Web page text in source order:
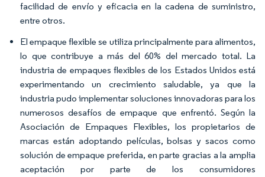
facilidad de envío y eficacia en la cadena de suministro,
entre otros.
El empaque flexible se utiliza principalmente para alimentos,
lo que contribuye a más del 60% del mercado total. La
industria de empaques flexibles de los Estados Unidos está
experimentando un crecimiento saludable, ya que la
industria pudo implementar soluciones innovadoras para los
numerosos desafíos de empaque que enfrentó. Según la
Asociación de Empaques Flexibles, los propietarios de
marcas están adoptando películas, bolsas y sacos como
solución de empaque preferida, en parte gracias a la amplia
aceptación por parte de los consumidores